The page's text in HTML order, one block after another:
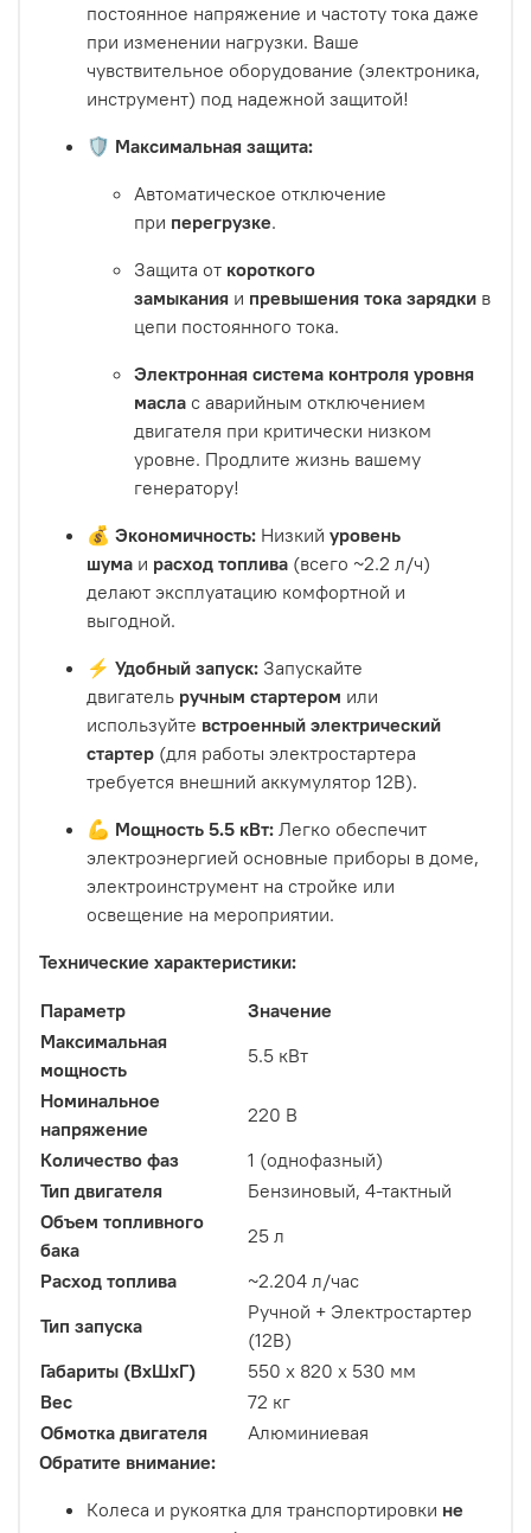
постоянное напряжение и частоту тока даже
при изменении нагрузки. Ваше
чувствительное оборудование (электроника,
инструмент) под надежной защитой!
🛡️ Максимальная защита:
Автоматическое отключение
при перегрузке.
Защита от короткого
замыкания и превышения тока зарядки в
цепи постоянного тока.
Электронная система контроля уровня
масла с аварийным отключением
двигателя при критически низком
уровне. Продлите жизнь вашему
генератору!
💰 Экономичность: Низкий уровень
шума и расход топлива (всего ~2.2 л/ч)
делают эксплуатацию комфортной и
выгодной.
⚡ Удобный запуск: Запускайте
двигатель ручным стартером или
используйте встроенный электрический
стартер (для работы электростартера
требуется внешний аккумулятор 12В).
💪 Мощность 5.5 кВт: Легко обеспечит
электроэнергией основные приборы в доме,
электроинструмент на стройке или
освещение на мероприятии.
Технические характеристики:
Параметр
Значение
Максимальная
мощность
5.5 кВт
Номинальное
напряжение
220 В
Количество фаз
1 (однофазный)
Тип двигателя
Бензиновый, 4-тактный
Объем топливного
бака
25 л
Расход топлива
~2.204 л/час
Тип запуска
Ручной + Электростартер
(12В)
Габариты (ВхШхГ)
550 x 820 x 530 мм
Вес
72 кг
Обмотка двигателя
Алюминиевая
Обратите внимание:
Колеса и рукоятка для транспортировки не